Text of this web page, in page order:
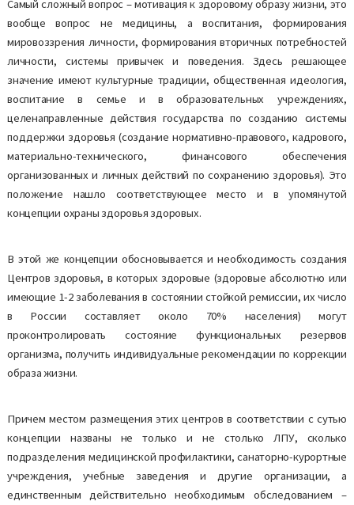
Самый сложный вопрос – мотивация к здоровому образу жизни, это
вообще вопрос не медицины, а воспитания, формирования
мировоззрения личности, формирования вторичных потребностей
личности, системы привычек и поведения. Здесь решающее
значение имеют культурные традиции, общественная идеология,
воспитание в семье и в образовательных учреждениях,
целенаправленные действия государства по созданию системы
поддержки здоровья (создание нормативно-правового, кадрового,
материально-технического, финансового обеспечения
организованных и личных действий по сохранению здоровья). Это
положение нашло соответствующее место и в упомянутой
концепции охраны здоровья здоровых.
В этой же концепции обосновывается и необходимость создания
Центров здоровья, в которых здоровые (здоровые абсолютно или
имеющие 1-2 заболевания в состоянии стойкой ремиссии, их число
в России составляет около 70% населения) могут
проконтролировать состояние функциональных резервов
организма, получить индивидуальные рекомендации по коррекции
образа жизни.
Причем местом размещения этих центров в соответствии с сутью
концепции названы не только и не столько ЛПУ, сколько
подразделения медицинской профилактики, санаторно-курортные
учреждения, учебные заведения и другие организации, а
единственным действительно необходимым обследованием –